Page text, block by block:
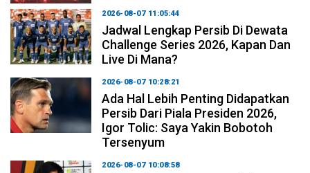
2026-08-07 11:05:44
Jadwal Lengkap Persib Di Dewata
Challenge Series 2026, Kapan Dan
Live Di Mana?
2026-08-07 10:28:21
Ada Hal Lebih Penting Didapatkan
Persib Dari Piala Presiden 2026,
Igor Tolic: Saya Yakin Bobotoh
Tersenyum
2026-08-07 10:08:58